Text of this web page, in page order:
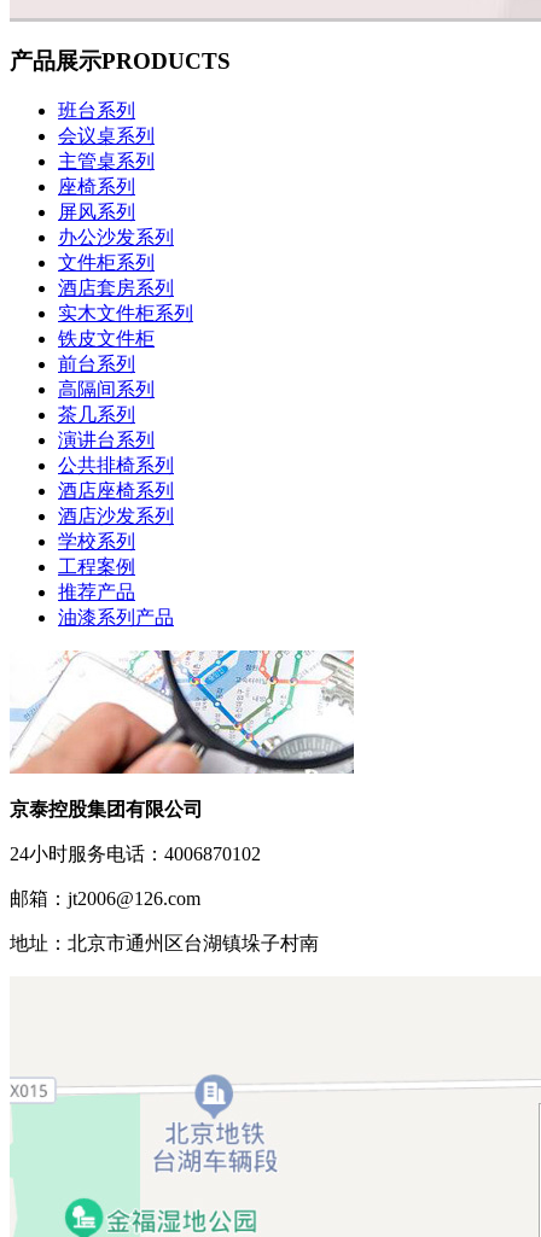
产品展示PRODUCTS
班台系列
会议桌系列
主管桌系列
座椅系列
屏风系列
办公沙发系列
文件柜系列
酒店套房系列
实木文件柜系列
铁皮文件柜
前台系列
高隔间系列
茶几系列
演讲台系列
公共排椅系列
酒店座椅系列
酒店沙发系列
学校系列
工程案例
推荐产品
油漆系列产品
京泰控股集团有限公司
24小时服务电话：4006870102
邮箱：jt2006@126.com
地址：北京市通州区台湖镇垛子村南